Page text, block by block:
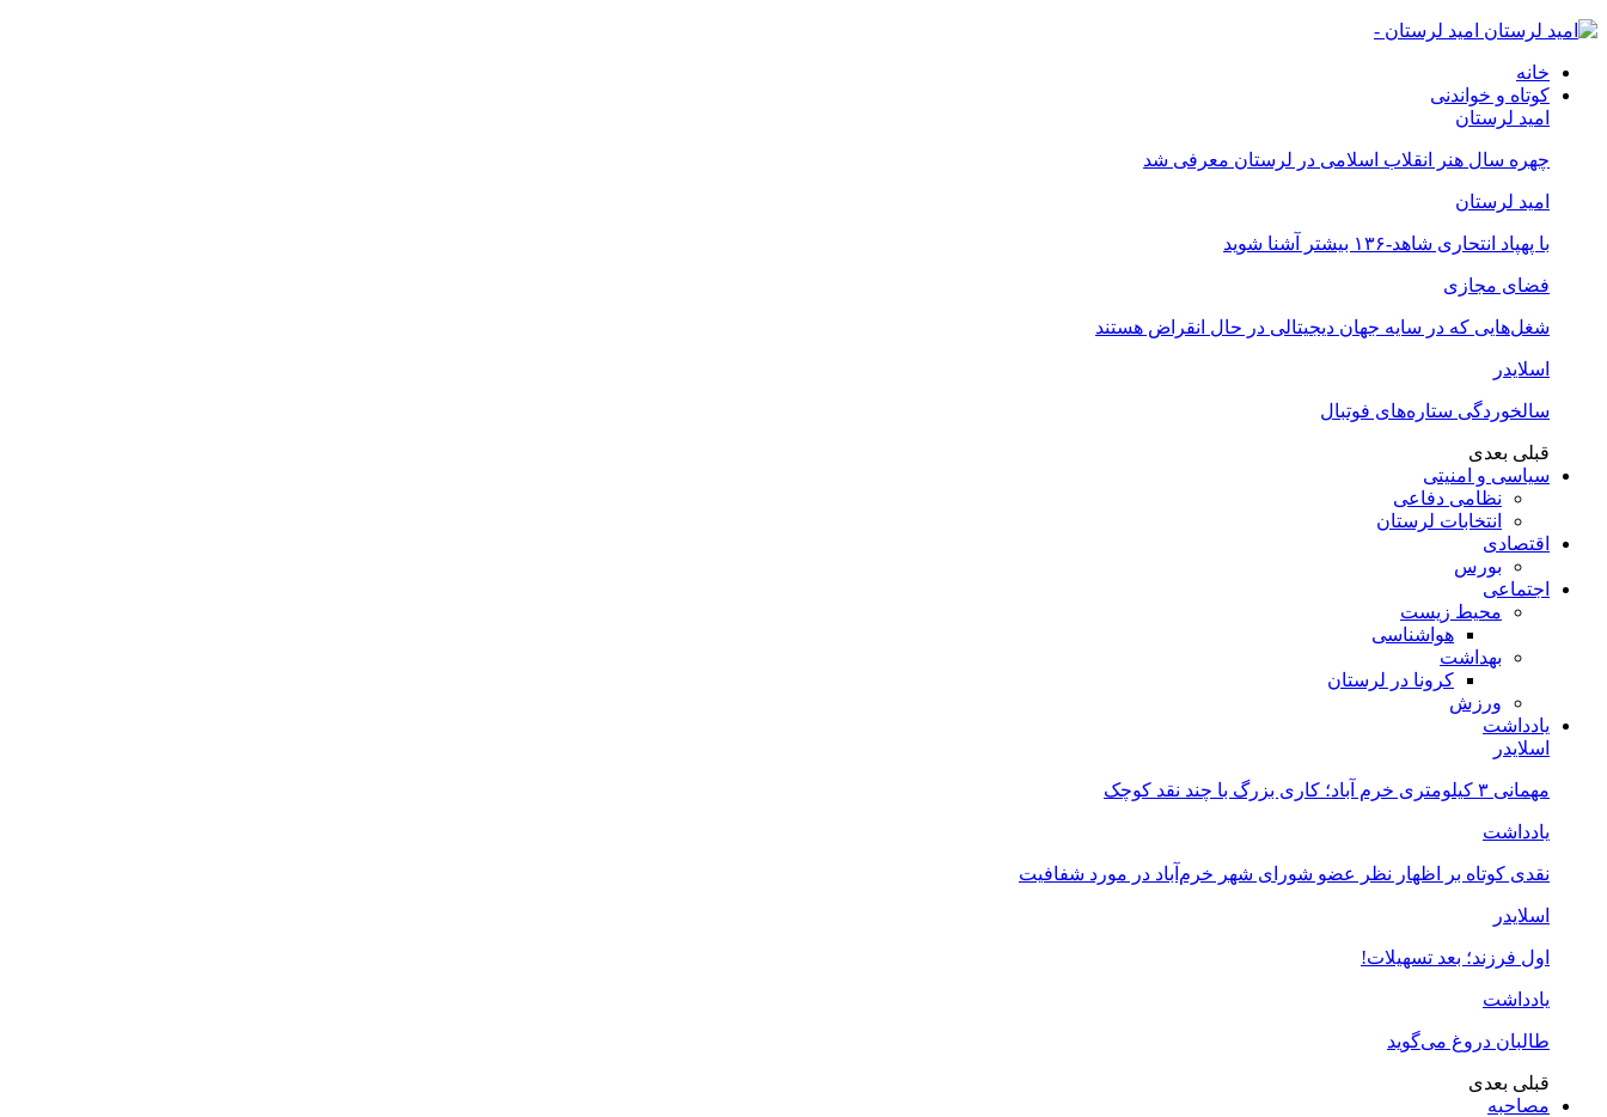
امید لرستان -
خانه
کوتاه و خواندنی
امید لرستان
چهره سال هنر انقلاب اسلامی در لرستان معرفی شد
امید لرستان
با پهپاد انتحاری شاهد-۱۳۶ بیشتر آشنا شوید
فضای مجازی
شغل‌‌هایی که در سایه جهان دیجیتالی در حال انقراض هستند
اسلایدر
سالخوردگی ستاره‌های فوتبال
قبلی بعدی
سیاسی و امنیتی
نظامی دفاعی
انتخابات لرستان
اقتصادی
بورس
اجتماعی
محیط زیست
هواشناسی
بهداشت
کرونا در لرستان
ورزش
یادداشت
اسلایدر
مهمانی ۳ کیلومتری خرم آباد؛ کاری بزرگ با چند نقد کوچک
یادداشت
نقدی کوتاه بر اظهار نظر عضو شورای شهر خرم‌آباد در مورد شفافیت
اسلایدر
اول فرزند؛ بعد تسهیلات!
یادداشت
طالبان دروغ می‌گوید
قبلی بعدی
مصاحبه